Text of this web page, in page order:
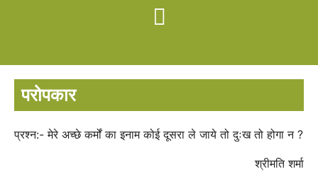
परोपकार
प्रश्न:- मेरे अच्छे कर्मों का इनाम कोई दूसरा ले जाये तो दुःख तो होगा न ?
श्रीमति शर्मा